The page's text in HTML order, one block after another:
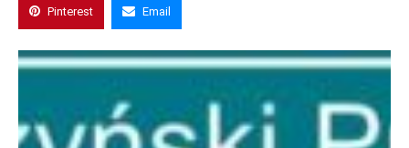
Pinterest Email